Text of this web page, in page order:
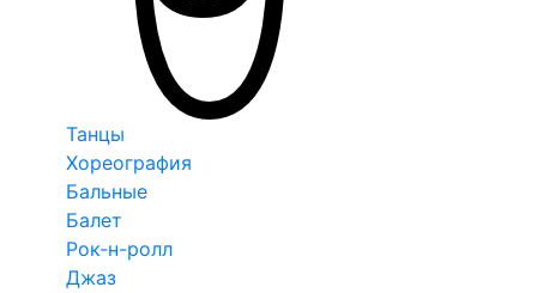
Танцы
Хореография
Бальные
Балет
Рок-н-ролл
Джаз